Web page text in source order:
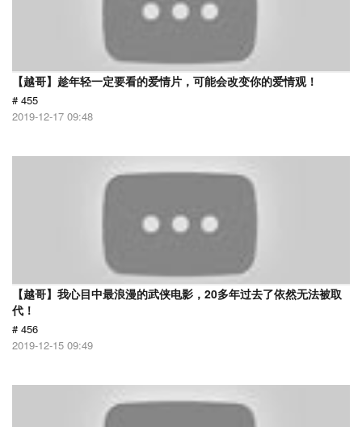
【越哥】趁年轻一定要看的爱情片，可能会改变你的爱情观！
# 455
2019-12-17 09:48
【越哥】我心目中最浪漫的武侠电影，20多年过去了依然无法被取
代！
# 456
2019-12-15 09:49